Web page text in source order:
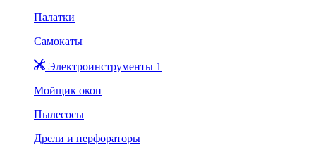
Палатки
Самокаты
Электроинструменты 1
Мойщик окон
Пылесосы
Дрели и перфораторы